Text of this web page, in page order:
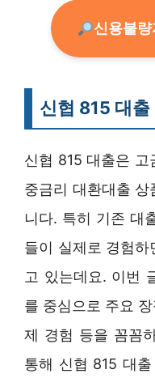
신용불
신협 815 대출
신협 815 대출은
중금리 대환대출
니다. 특히 기존 대
들이 실제로 경험
고 있는데요. 이번
를 중심으로 주요
제 경험 등을 꼼꼼
통해 신협 815 대